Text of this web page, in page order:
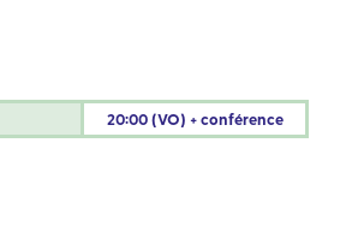
20:00 (VO) + conférence